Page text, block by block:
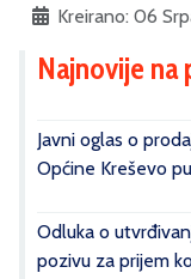
Kreirano: 06
Najnovije na
Javni oglas o
Općine Kreševo
Odluka o
pozivu za prijem